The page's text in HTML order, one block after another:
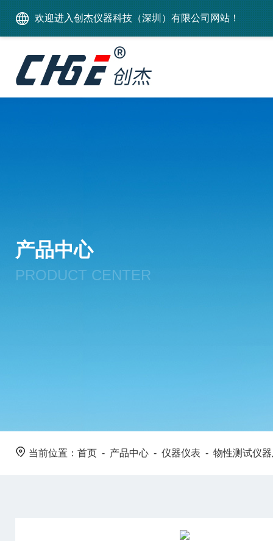
欢迎进入创杰仪器科技（深圳）有限公司网站！
产品中心
PRODUCT CENTER
当前位置： 首页 - 产品中心 - 仪器仪表 - 物性测试仪